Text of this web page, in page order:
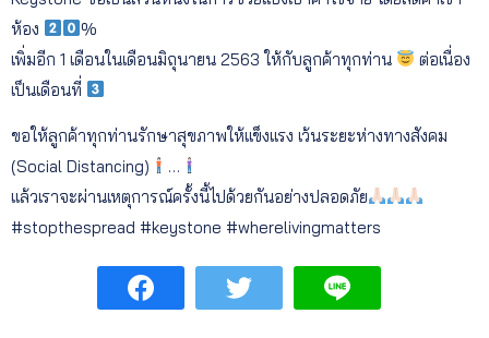
ห้อง
%
เพิ่มอีก 1 เดือนในเดือนมิถุนายน 2563 ให้กับลูกค้าทุกท่าน
ต่อเนื่อง
เป็นเดือนที่
ขอให้ลูกค้าทุกท่านรักษาสุขภาพให้แข็งแรง เว้นระยะห่างทางสังคม
(Social Distancing)
…
แล้วเราจะผ่านเหตุการณ์ครั้งนี้ไปด้วยกันอย่างปลอดภัย
#stopthespread #keystone #wherelivingmatters